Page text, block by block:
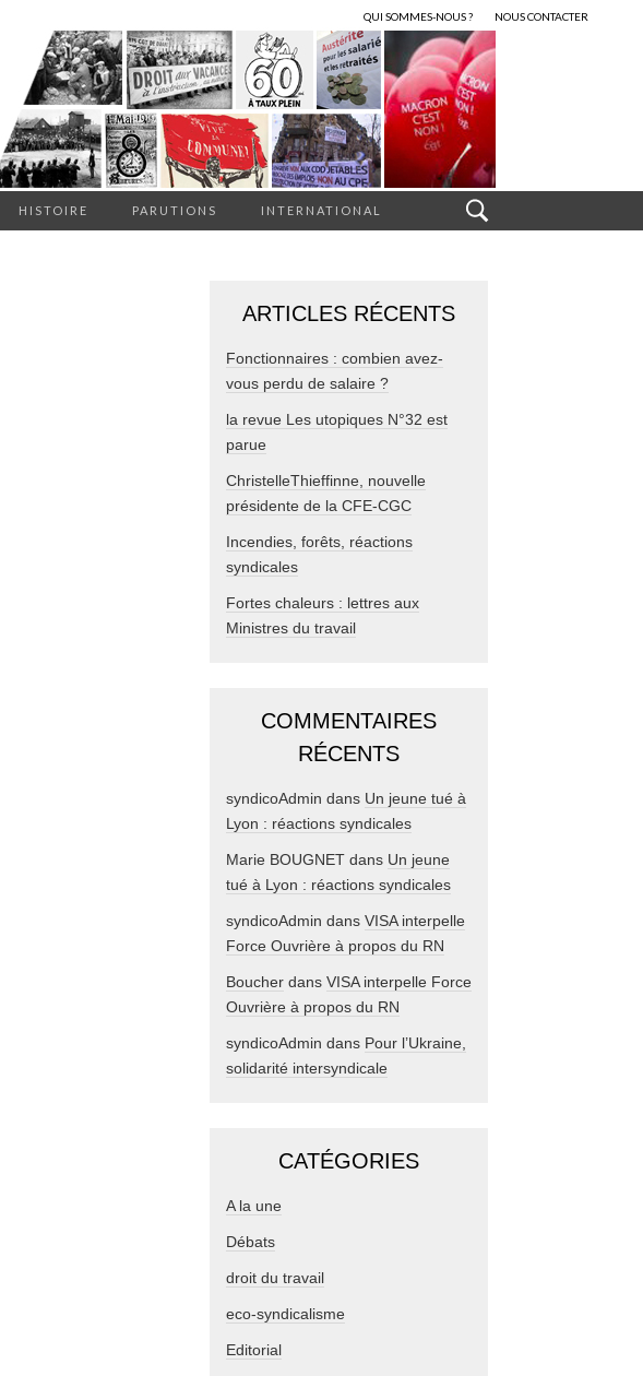
QUI SOMMES-NOUS ? NOUS CONTACTER
HISTOIRE PARUTIONS INTERNATIONAL
ARTICLES RÉCENTS
Fonctionnaires : combien avez-
vous perdu de salaire ?
la revue Les utopiques N°32 est
parue
ChristelleThieffinne, nouvelle
présidente de la CFE-CGC
Incendies, forêts, réactions
syndicales
Fortes chaleurs : lettres aux
Ministres du travail
COMMENTAIRES
RÉCENTS
syndicoAdmin dans Un jeune tué à
Lyon : réactions syndicales
Marie BOUGNET dans Un jeune
tué à Lyon : réactions syndicales
syndicoAdmin dans VISA interpelle
Force Ouvrière à propos du RN
Boucher dans VISA interpelle Force
Ouvrière à propos du RN
syndicoAdmin dans Pour l’Ukraine,
solidarité intersyndicale
CATÉGORIES
A la une
Débats
droit du travail
eco-syndicalisme
Editorial